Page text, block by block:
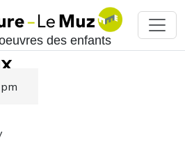
des enfants